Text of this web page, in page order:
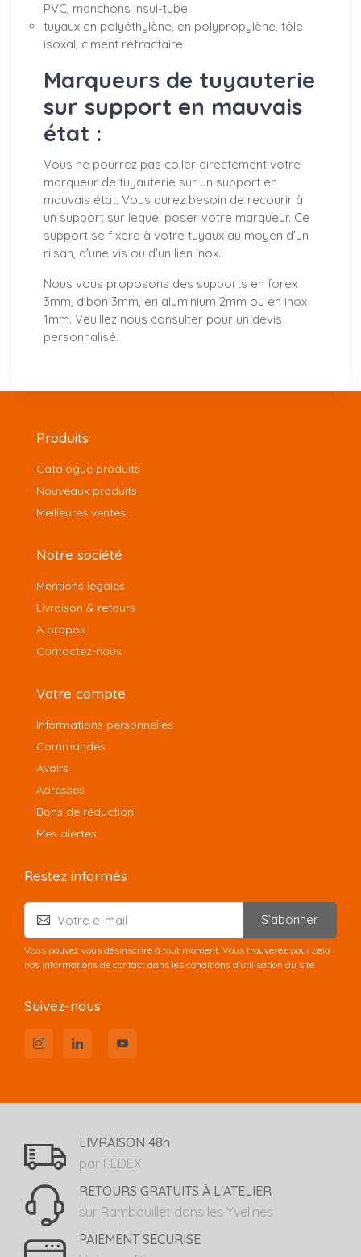
PVC, manchons insul-tube
tuyaux en polyéthylène, en polypropylène, tôle
isoxal, ciment réfractaire
Marqueurs de tuyauterie
sur support en mauvais
état :
Vous ne pourrez pas coller directement votre
marqueur de tuyauterie sur un support en
mauvais état. Vous aurez besoin de recourir à
un support sur lequel poser votre marqueur. Ce
support se fixera à votre tuyaux au moyen d'un
rilsan, d'une vis ou d'un lien inox.
Nous vous proposons des supports en forex
3mm, dibon 3mm, en aluminium 2mm ou en inox
1mm. Veuillez nous consulter pour un devis
personnalisé.
Produits
Catalogue produits
Nouveaux produits
Meilleures ventes
Notre société
Mentions légales
Livraison & retours
A propos
Contactez-nous
Votre compte
Informations personnelles
Commandes
Avoirs
Adresses
Bons de réduction
Mes alertes
Restez informés
S’abonner
Vous pouvez vous désinscrire à tout moment. Vous trouverez pour cela
nos informations de contact dans les conditions d'utilisation du site.
Suivez-nous
LIVRAISON 48h
par FEDEX
RETOURS GRATUITS À L'ATELIER
sur Rambouillet dans les Yvelines
PAIEMENT SECURISE